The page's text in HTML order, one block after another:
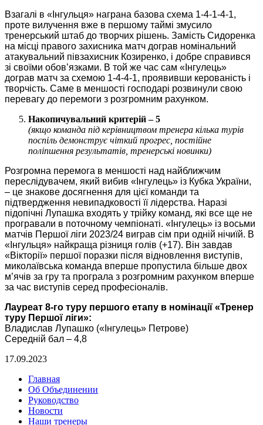
Взагалі в «Інгульця» награна базова схема 1-4-1-4-1,
проте вилучення вже в першому таймі змусило
тренерський штаб до творчих рішень. Замість Сидоренка
на місці правого захисника матч дограв номінальний
атакувальний півзахисник Козиренко, і добре справився
зі своїми обов’язками. В той же час сам «Інгулець»
дограв матч за схемою 1-4-4-1, проявивши керованість і
творчість. Саме в меншості господарі розвинули свою
перевагу до перемоги з розгромним рахунком.
Накопичувальний критерій – 5
(якщо команда під керівництвом тренера кілька турів
поспіль демонструє чіткий прогрес, постійне
поліпшення результатів, тренерські новинки)
Розгромна перемога в меншості над найближчим
переслідувачем, який вибив «Інгулець» із Кубка України,
‒ це знакове досягнення для цієї команди та
підтвердження невипадковості її лідерства. Наразі
підопічні Лупашка входять у трійку команд, які все ще не
програвали в поточному чемпіонаті. «Інгулець» із восьми
матчів Першої ліги 2023/24 виграв сім при одній нічиїй. В
«Інгульця» найкраща різниця голів (+17). Він завдав
«Вікторії» першої поразки після відновлення виступів,
миколаївська команда вперше пропустила більше двох
м’ячів за гру та програла з розгромним рахунком вперше
за час виступів серед професіоналів.
Лауреат 8-го туру першого етапу в номінації «Тренер
туру Першої ліги»:
Владислав Лупашко («Інгулець» Петрове)
Середній бал – 4,8
17.09.2023
Главная
Об Объединении
Руководство
Новости
Наши тренеры